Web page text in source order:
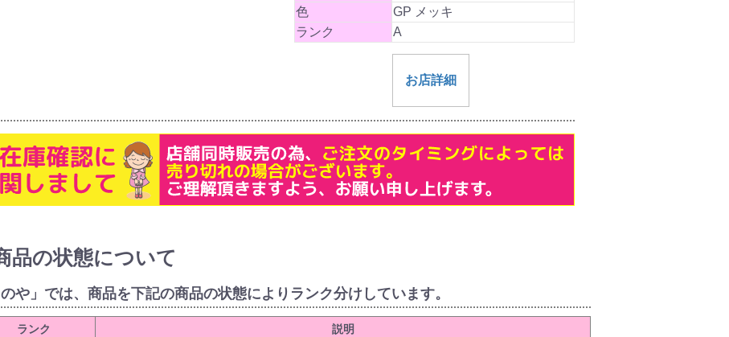
色
GP メッキ
ランク
A
お店詳細
品の状態について
のや」では、商品を下記の商品の状態によりランク分けしています。
ランク
説明